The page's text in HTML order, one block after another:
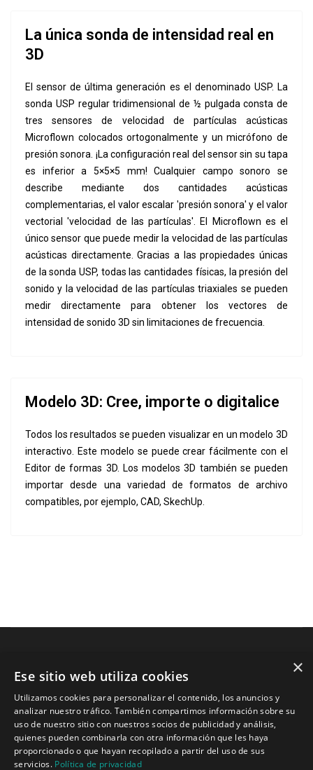
La única sonda de intensidad real en
3D
El sensor de última generación es el denominado USP. La
sonda USP regular tridimensional de ½ pulgada consta de
tres sensores de velocidad de partículas acústicas
Microflown colocados ortogonalmente y un micrófono de
presión sonora. ¡La configuración real del sensor sin su tapa
es inferior a 5×5×5 mm! Cualquier campo sonoro se
describe mediante dos cantidades acústicas
complementarias, el valor escalar 'presión sonora' y el valor
vectorial 'velocidad de las partículas'. El Microflown es el
único sensor que puede medir la velocidad de las partículas
acústicas directamente. Gracias a las propiedades únicas
de la sonda USP, todas las cantidades físicas, la presión del
sonido y la velocidad de las partículas triaxiales se pueden
medir directamente para obtener los vectores de
intensidad de sonido 3D sin limitaciones de frecuencia.
Modelo 3D: Cree, importe o digitalice
Todos los resultados se pueden visualizar en un modelo 3D
interactivo. Este modelo se puede crear fácilmente con el
Editor de formas 3D. Los modelos 3D también se pueden
importar desde una variedad de formatos de archivo
compatibles, por ejemplo, CAD, SkechUp.
Tecnologías para ingeniería acústica
Inicio
Aplicaciones
Productos
Noticias
×
Ese sitio web utiliza cookies
Utilizamos cookies para personalizar el contenido, los anuncios y
analizar nuestro tráfico. También compartimos información sobre su
uso de nuestro sitio con nuestros socios de publicidad y análisis,
quienes pueden combinarla con otra información que les haya
proporcionado o que hayan recopilado a partir del uso de sus
servicios. Política de privacidad